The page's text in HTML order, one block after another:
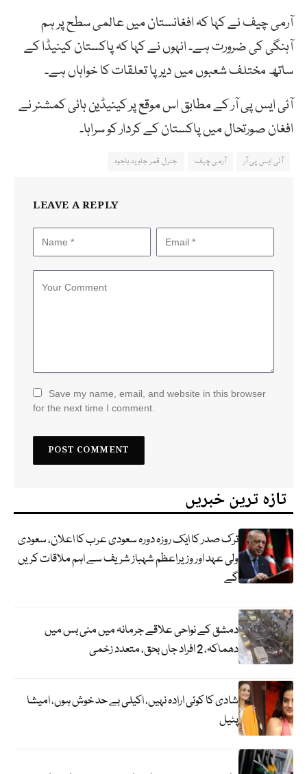
آرمی چیف نے کہا کہ افغانستان میں عالمی سطح پر ہم
آہنگی کی ضرورت ہے۔ انہوں نے کہا کہ پاکستان کینیڈا کے
ساتھ مختلف شعبوں میں دیرپا تعلقات کا خواہاں ہے۔
آئی ایس پی آر کے مطابق اس موقع پر کینیڈین ہائی کمشنر نے
افغان صورتحال میں پاکستان کے کردار کو سراہا۔
آئی ایس پی آر آرمی چیف جنرل قمر جاوید باجوہ
LEAVE A REPLY
Save my name, email, and website in this browser
for the next time I comment.
تازہ ترین خبریں
ترک صدر کا ایک روزہ دورہ سعودی عرب کا اعلان، سعودی
ولی عہد اور وزیراعظم شہباز شریف سے اہم ملاقات کریں
گے
دمشق کے نواحی علاقے جرمانہ میں منی بس میں
دھماکہ، 2 افراد جاں بحق، متعدد زخمی
شادی کا کوئی ارادہ نہیں، اکیلی بے حد خوش ہوں، امیشا
پٹیل